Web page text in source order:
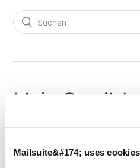
Mailsuite&#174; uses cookies
Mein Gmail-
angepasst
Probleme, die